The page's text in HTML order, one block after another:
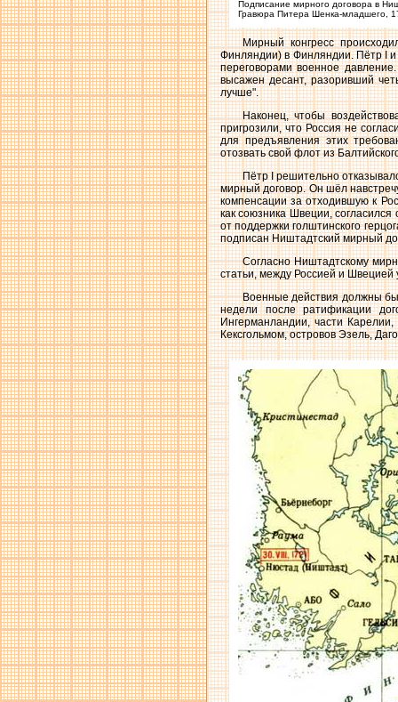
Подписание мирного договора в
Гравюра Питера Шенка-младшего,
Мирный конгресс
Финляндии) в Финляндии. Пётр I и
переговорами военное
высажен десант, разоривший
лучше".
Наконец, чтобы
пригрозили, что Россия не
для предъявления этих
отозвать свой флот из
Пётр I решительно
мирный договор. Он шёл
компенсации за отходившую к
как союзника Швеции, согласился
от поддержки голштинского
подписан Ништадтский мирный
Согласно Ништадтскому
статьи, между Россией и
Военные действия должны
недели после ратификации
Ингерманландии, части
Кексгольмом, островов Эзель,